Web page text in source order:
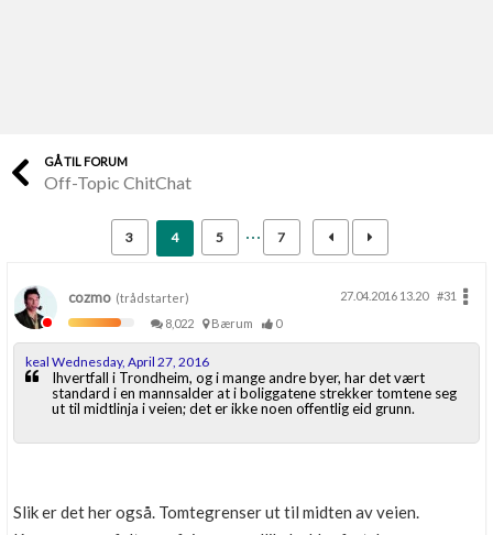
Finn håndverkere
Skaff dokumentasjon som mangler
Kundeservice
Få svar på det du lurer på
Boligmappa+
GÅ TIL FORUM
Off-Topic ChitChat
3 4 5 7
cozmo (trådstarter) 27.04.2016 13.20
#31
8,022
Bærum 0
keal Wednesday, April 27, 2016
Ihvertfall i Trondheim, og i mange andre byer, har det vært
standard i en mannsalder at i boliggatene strekker tomtene seg
ut til midtlinja i veien; det er ikke noen offentlig eid grunn.
Slik er det her også. Tomtegrenser ut til midten av veien.